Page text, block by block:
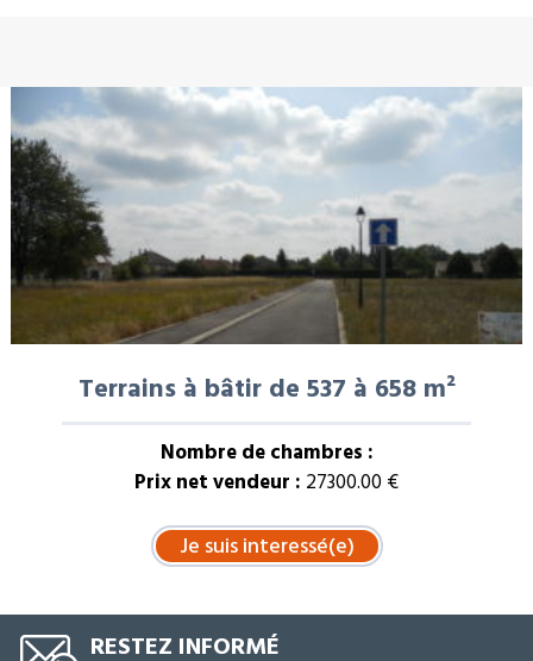
Terrains à bâtir de 537 à 658 m²
Nombre de chambres :
Prix net vendeur : 27300.00 €
RESTEZ INFORMÉ